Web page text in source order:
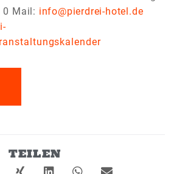
0 Mail: info@pierdrei-hotel.de
TEILEN